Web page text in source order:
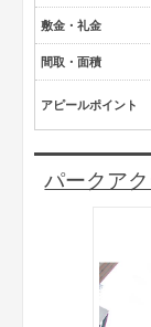
敷金・礼金
間取・面積
アピールポイント
パークア